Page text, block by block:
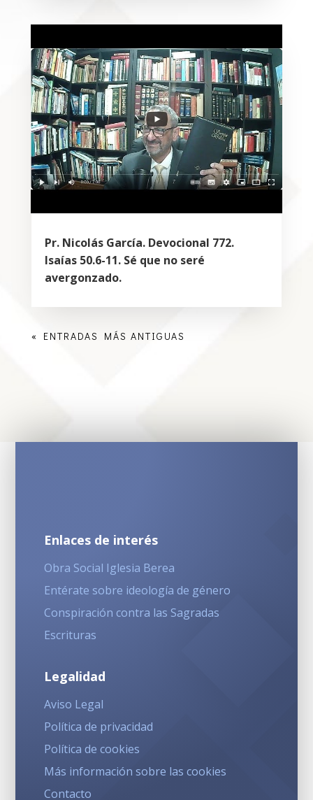
Pr. Nicolás García. Devocional 772.
Isaías 50.6-11. Sé que no seré
avergonzado.
« ENTRADAS MÁS ANTIGUAS
Enlaces de interés
Obra Social Iglesia Berea
Entérate sobre ideología de género
Conspiración contra las Sagradas
Escrituras
Legalidad
Aviso Legal
Política de privacidad
Política de cookies
Más información sobre las cookies
Contacto